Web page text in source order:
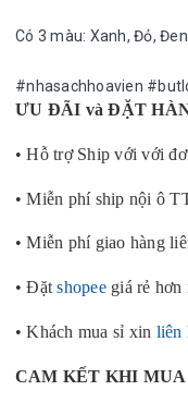
Có 3 màu: Xanh, Đỏ,
#nhasachhoavien
ƯU ĐÃI và ĐẶT
• Hỗ trợ Ship với với
• Miễn phí ship nội ô
• Miễn phí giao hàng
• Đặtshopeegiá rẻ hơn
• Khách mua sỉ xin liên
CAM KẾT KHI MUA